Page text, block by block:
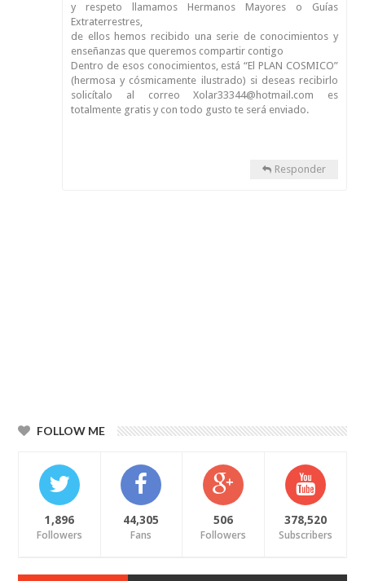
y respeto llamamos Hermanos Mayores o Guías
Extraterrestres,
de ellos hemos recibido una serie de conocimientos y
enseñanzas que queremos compartir contigo
Dentro de esos conocimientos, está “El PLAN COSMICO”
(hermosa y cósmicamente ilustrado) si deseas recibirlo
solicítalo al correo Xolar33344@hotmail.com es
totalmente gratis y con todo gusto te será enviado.
Responder
FOLLOW ME
1,896
Followers
44,305
Fans
506
Followers
378,520
Subscribers